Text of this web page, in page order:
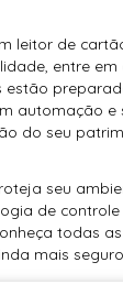
leitor de
entre
estão
automação e
do seu
seu
de controle
todas
mais